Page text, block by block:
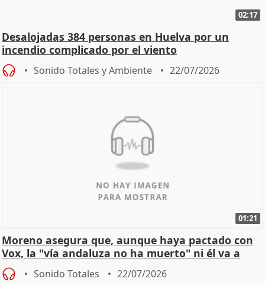
02:17
Desalojadas 384 personas en Huelva por un
incendio complicado por el viento
Sonido Totales y Ambiente 22/07/2026
01:21
Moreno asegura que, aunque haya pactado con
Vox, la "vía andaluza no ha muerto" ni él va a
"cambiar"
Sonido Totales 22/07/2026